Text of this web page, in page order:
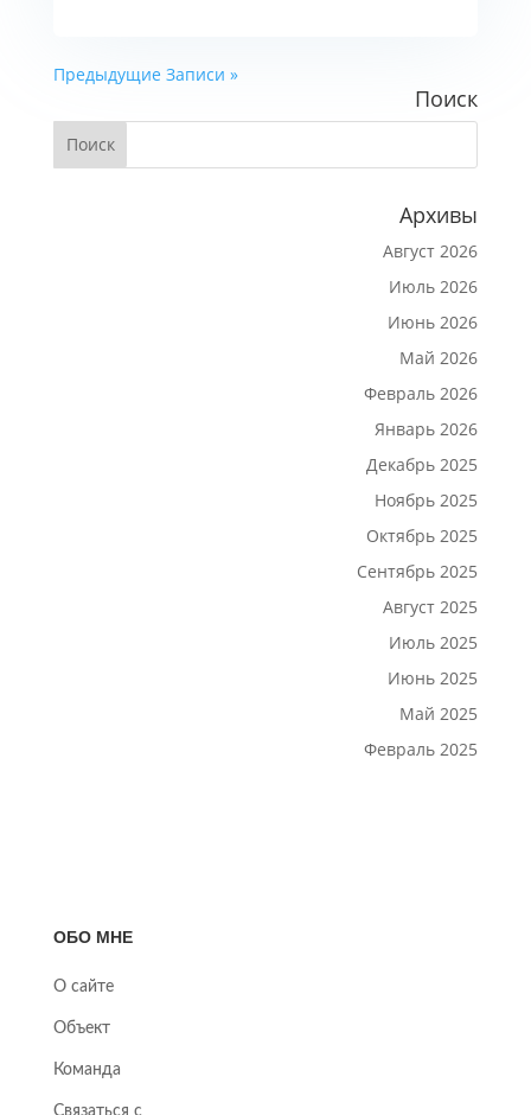
« Предыдущие Записи
Поиск
Архивы
Август 2026
Июль 2026
Июнь 2026
Май 2026
Февраль 2026
Январь 2026
Декабрь 2025
Ноябрь 2025
Октябрь 2025
Сентябрь 2025
Август 2025
Июль 2025
Июнь 2025
Май 2025
Февраль 2025
ОБО МНЕ
О сайте
Объект
Команда
Связаться с